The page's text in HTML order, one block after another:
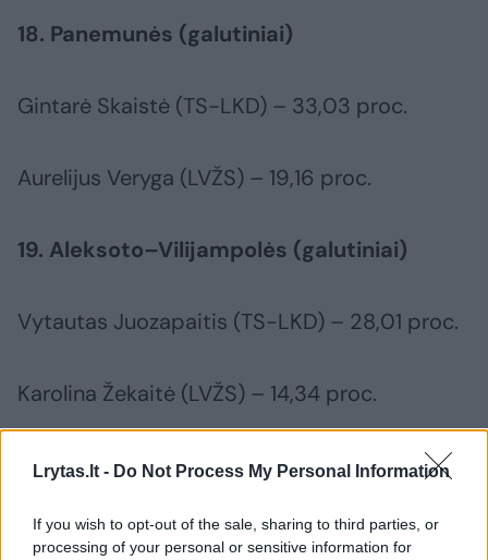
Lrytas.lt - Do Not Process My Personal Information
If you wish to opt-out of the sale, sharing to third parties, or
processing of your personal or sensitive information for
18. Panemunės (galutiniai)
Gintarė Skaistė (TS-LKD) – 33,03 proc.
Aurelijus Veryga (LVŽS) – 19,16 proc.
19. Aleksoto–Vilijampolės (galutiniai)
Vytautas Juozapaitis (TS-LKD) – 28,01 proc.
Karolina Žekaitė (LVŽS) – 14,34 proc.
20. Centro–Žaliakalnio (galutiniai)
Gabrielius Landsbergis (TS-LKD) –